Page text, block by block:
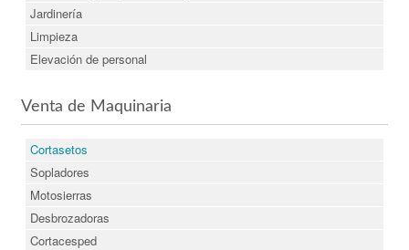
Jardinería
Limpieza
Elevación de personal
Venta de Maquinaria
Cortasetos
Sopladores
Motosierras
Desbrozadoras
Cortacesped